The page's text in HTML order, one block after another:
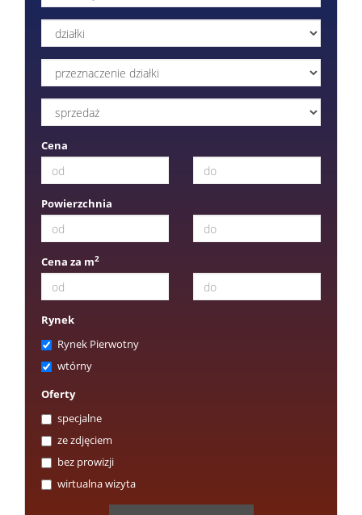
Cena
Powierzchnia
Cena za m2
Rynek
Rynek Pierwotny
wtórny
Oferty
specjalne
ze zdjęciem
bez prowizji
wirtualna wizyta